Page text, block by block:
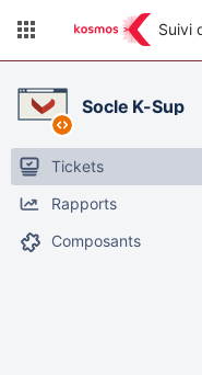
Suivi
Socle K-Sup
Tickets
Rapports
Composants